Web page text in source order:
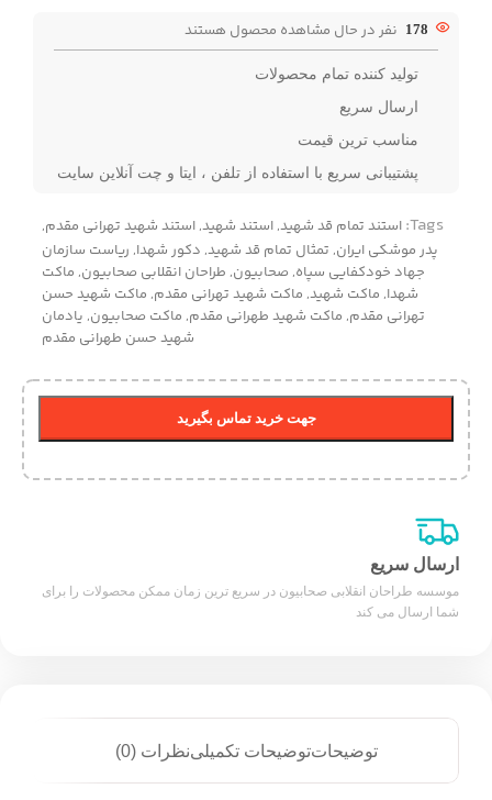
178 نفر در حال مشاهده محصول هستند
تولید کننده تمام محصولات
ارسال سریع
مناسب ترین قیمت
پشتیبانی سریع با استفاده از تلفن ، ایتا و چت آنلاین سایت
Tags: استند تمام قد شهید,استند شهید,استند شهید تهرانی مقدم,
پدر موشکی ایران, تمثال تمام قد شهید, دکور شهدا, ریاست سازمان
جهاد خودکفایی سپاه, صحابیون, طراحان انقلابی صحابیون, ماکت
شهدا, ماکت شهید, ماکت شهید تهرانی مقدم, ماکت شهید حسن
تهرانی مقدم, ماکت شهید طهرانی مقدم, ماکت صحابیون, یادمان
شهید حسن طهرانی مقدم
جهت خرید تماس بگیرید
ارسال سریع
موسسه طراحان انقلابی صحابیون در سریع ترین زمان ممکن محصولات را برای
شما ارسال می کند
توضیحاتتوضیحات تکمیلینظرات (0)